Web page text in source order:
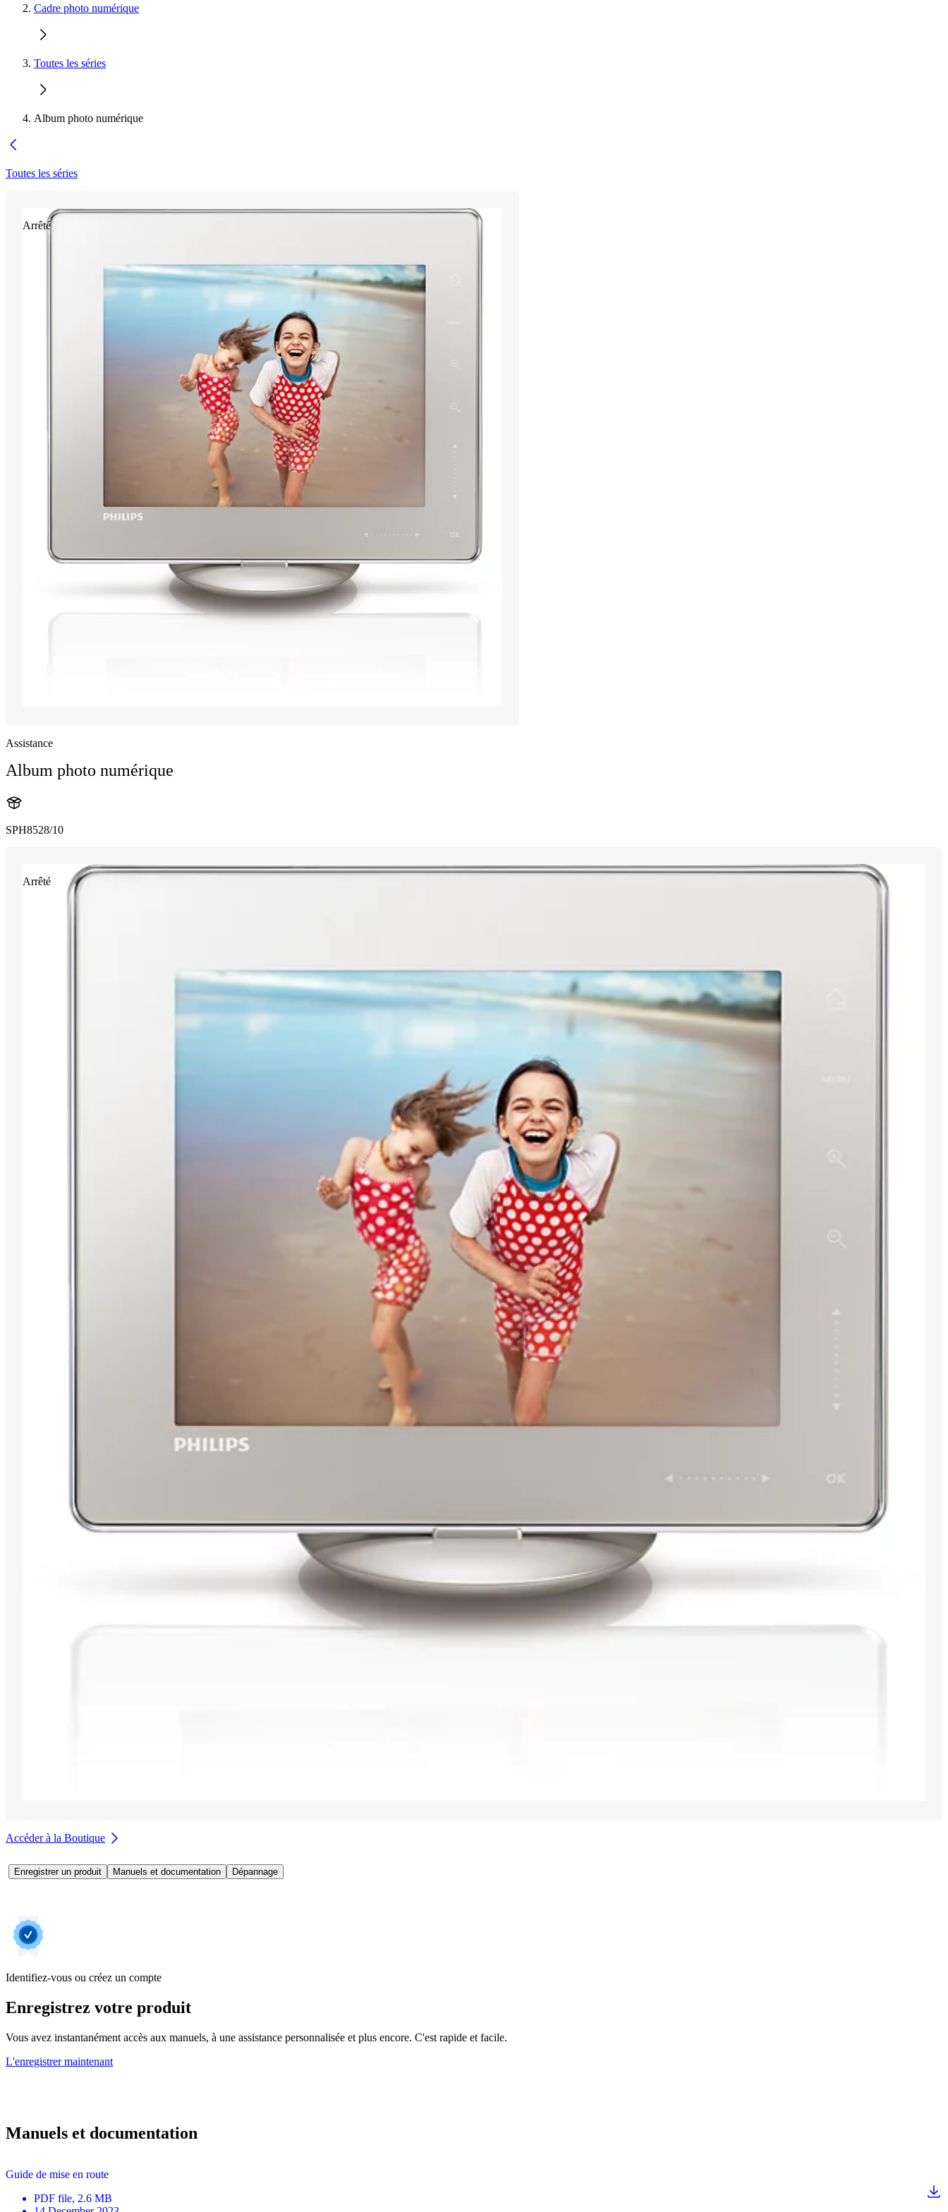
Cadre photo numérique
Toutes les séries
Album photo numérique
Toutes les séries
Arrêté
Assistance
Album photo numérique
SPH8528/10
Arrêté
Accéder à la Boutique
Enregistrer un produit Manuels et documentation Dépannage
Identifiez-vous ou créez un compte
Enregistrez votre produit
Vous avez instantanément accès aux manuels, à une assistance personnalisée et plus encore. C'est rapide et facile.
L'enregistrer maintenant
Manuels et documentation
Guide de mise en route
PDF file, 2.6 MB